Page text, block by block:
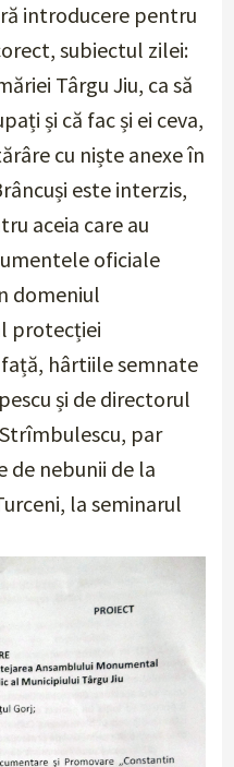
introducere pentru
subiectul zilei:
Târgu Jiu, ca să
și că fac și ei ceva,
cu niște anexe în
este interzis,
aceia care au
oficiale
domeniul
protecției
hârtiile semnate
și de directorul
par
de nebunii de la
la seminarul